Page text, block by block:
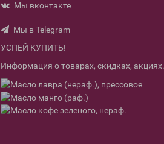
Мы вконтакте
Мы в Telegram
УСПЕЙ КУПИТЬ!
Информация о товарах, скидках, акциях.